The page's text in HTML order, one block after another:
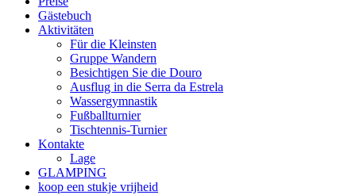
Gästebuch
Aktivitäten
Für die Kleinsten
Gruppe Wandern
Besichtigen Sie die Douro
Ausflug in die Serra da Estrela
Wassergymnastik
Fußballturnier
Tischtennis-Turnier
Kontakte
Lage
GLAMPING
koop een stukje vrijheid